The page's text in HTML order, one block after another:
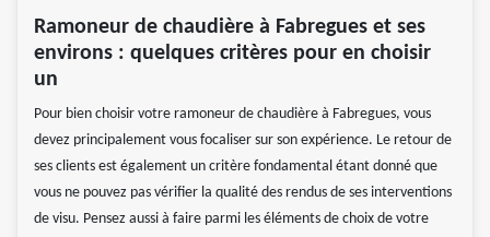
Ramoneur de chaudière à Fabregues et ses
environs : quelques critères pour en choisir
un
Pour bien choisir votre ramoneur de chaudière à Fabregues, vous
devez principalement vous focaliser sur son expérience. Le retour de
ses clients est également un critère fondamental étant donné que
vous ne pouvez pas vérifier la qualité des rendus de ses interventions
de visu. Pensez aussi à faire parmi les éléments de choix de votre